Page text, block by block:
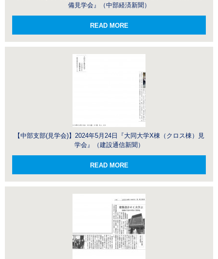
備見学会』（中部経済新聞）
READ MORE
【中部支部(見学会)】2024年5月24日『大同大学X棟（クロス棟）見
学会』（建設通信新聞）
READ MORE